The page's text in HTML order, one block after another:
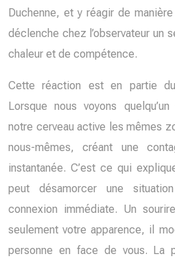
Duchenne, et y réagir de
déclenche chez l’observateur un
chaleur et de compétence.
Cette réaction est en partie
Lorsque nous voyons
notre cerveau active les mêmes
nous-mêmes, créant une
instantanée. C’est ce qui
peut désamorcer une
connexion immédiate. Un
seulement votre apparence, il
personne en face de vous. La